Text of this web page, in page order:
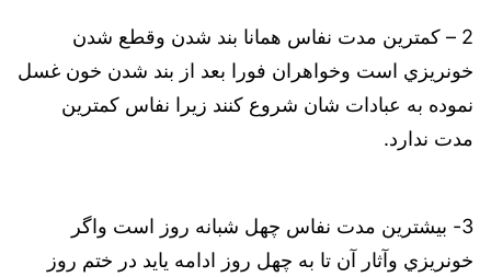
2 – كمترين مدت نفاس همانا بند شدن وقطع شدن
خونريزي است وخواهران فورا بعد از بند شدن خون غسل
نموده به عبادات شان شروع كنند زيرا نفاس كمترين
مدت ندارد.
3- بيشترين مدت نفاس چهل شبانه روز است واگر
خونريزي وآثار آن تا به چهل روز ادامه يايد در ختم روز